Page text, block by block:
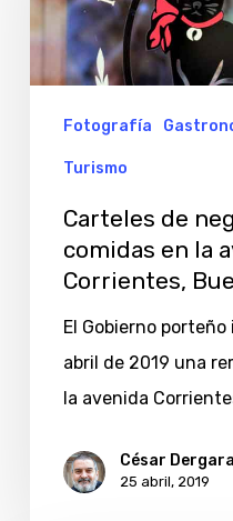
de
comidas
en
Buenos
Aires
Fotografía
Turismo
Carteles de
comidas en la
Corrientes,
El Gobierno
abril de 2019 una
la avenida
César
25 abril, 2019